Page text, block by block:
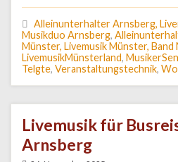
Alleinunterhalter Arnsberg,
Musikduo Arnsberg,
Münster, Livemusik Münster, Band
LivemusikMünsterland,
Telgte, Veranstaltungstechnik,
Livemusik für
Arnsberg